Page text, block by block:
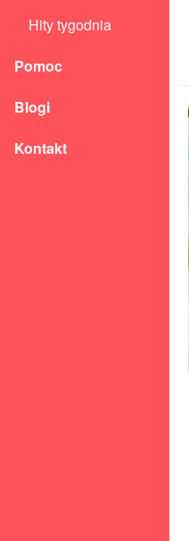
Hity tygodnia
Pomoc
Blogi
Kontakt